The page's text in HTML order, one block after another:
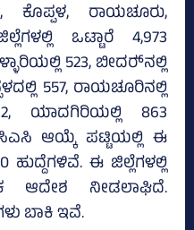
ಕೊಪ್ಪಳ, ರಾಯಚೂರು,
ಒಟ್ಟಾರೆ 4,973
523, ಬೀದರ್‍‌ನಲ್ಲಿ
557, ರಾಯಚೂರಿನಲ್ಲಿ
ಯಾದಗಿರಿಯಲ್ಲಿ 863
ಸಿಎಸಿ ಆಯ್ಕೆ ಪಟ್ಟಿಯಲ್ಲಿ ಈ
ಹುದ್ದೆಗಳಿವೆ. ಈ ಜಿಲ್ಲೆಗಳಲ್ಲಿ
ಆದೇಶ ನೀಡಲಾಘಿದೆ.
ಬಾಕಿ ಇವೆ.